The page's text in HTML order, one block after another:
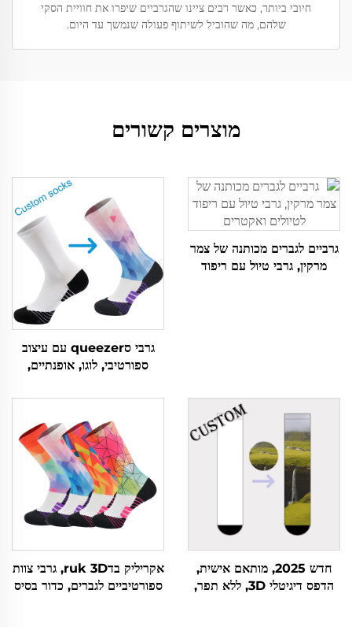
חיובי ביותר, כאשר רבים ציינו שהגרביים שיפרו את חוויית הסקי
שלהם, מה שהוביל לשיתוף פעולה שנמשך עד היום.
מוצרים קשורים
גרביים לגברים מכותנה של צמר
מרקין, גרבי טיול עם ריפוד
גרבי סqueezer עם עיצוב
ספורטיבי, לוגו, אופנתיים,
לרכישה מקוונת
חדש 2025, מותאם אישית,
הדפס דיגיטלי 3D, ללא תפר,
אקריליק בדruk 3D, גרבי צוות
ספורטיביים לגברים, כדור בסיס